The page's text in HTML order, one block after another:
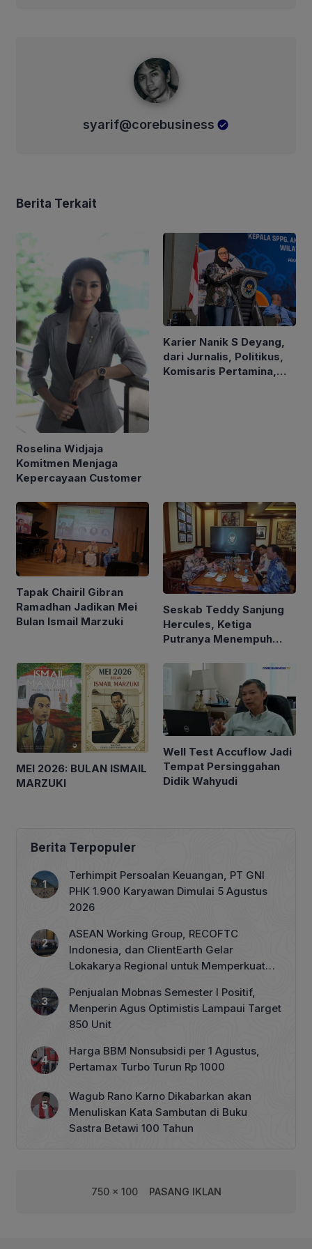
syarif@corebusiness
Berita Terkait
Roselina Widjaja
Komitmen Menjaga
Kepercayaan Customer
Karier Nanik S Deyang,
dari Jurnalis, Politikus,
Komisaris Pertamina,
Tapak Chairil Gibran
Ramadhan Jadikan Mei
Bulan Ismail Marzuki
Seskab Teddy Sanjung
Hercules, Ketiga
Putranya Menempuh
Negeri
MEI 2026: BULAN ISMAIL
MARZUKI
Well Test Accuflow Jadi
Tempat Persinggahan
Berita Terpopuler
Terhimpit Persoalan Keuangan, PT GNI
PHK 1.900 Karyawan Dimulai 5 Agustus
2026
ASEAN Working Group, RECOFTC
Indonesia, dan ClientEarth Gelar
Lokakarya Regional untuk Memperkuat
Penjualan Mobnas Semester I Positif,
Menperin Agus Optimistis Lampaui Target
850 Unit
Harga BBM Nonsubsidi per 1 Agustus,
Pertamax Turbo Turun Rp 1000
Wagub Rano Karno Dikabarkan akan
Menuliskan Kata Sambutan di Buku
Sastra Betawi 100 Tahun
750 x 100 PASANG IKLAN